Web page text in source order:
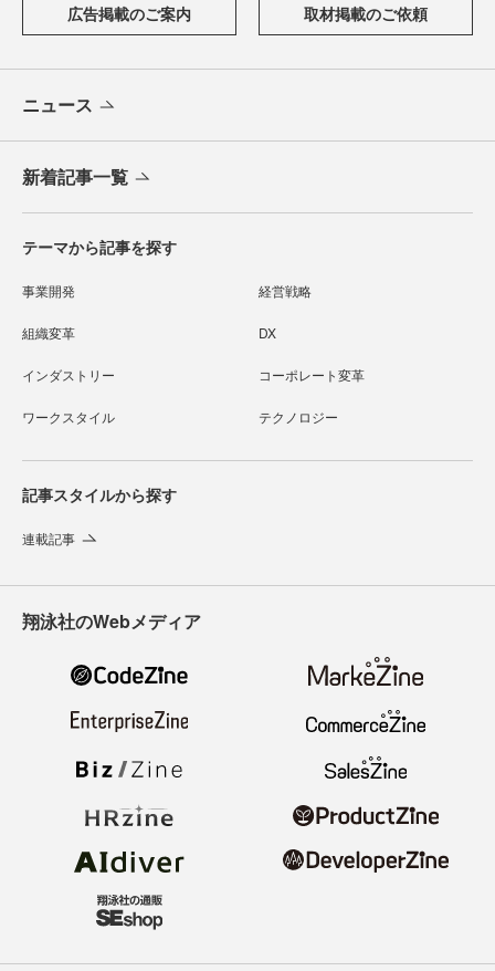
広告掲載のご案内 取材掲載のご依頼
ニュース
新着記事一覧
テーマから記事を探す
事業開発 経営戦略
組織変革 DX
インダストリー コーポレート変革
ワークスタイル テクノロジー
記事スタイルから探す
連載記事
翔泳社のWebメディア